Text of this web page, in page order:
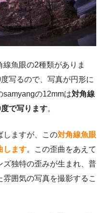
魚眼の2種類がありま
写るので、写真が円形に
samyangの12mmは対角線
で写ります。
しますが、この対角線魚眼
します。この歪曲をあえて
独特の歪みが生まれ、普
囲気の写真を撮影するこ